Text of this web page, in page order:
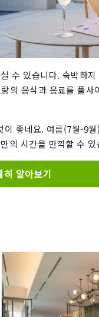
수 있습니다. 숙박하
의 음식과 음료를 풀사
좋네요. 여름(7월-9
의 시간을 만끽할 수 있
알아보기